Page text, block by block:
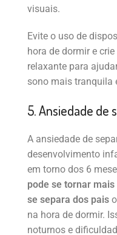
visuais.
Evite o uso de
hora de dormir e
relaxante para
sono mais tranquila
5. Ansiedade de
A ansiedade de
desenvolvimento
em torno dos 6
pode se tornar
se separa dos pais
na hora de dormir.
noturnos e